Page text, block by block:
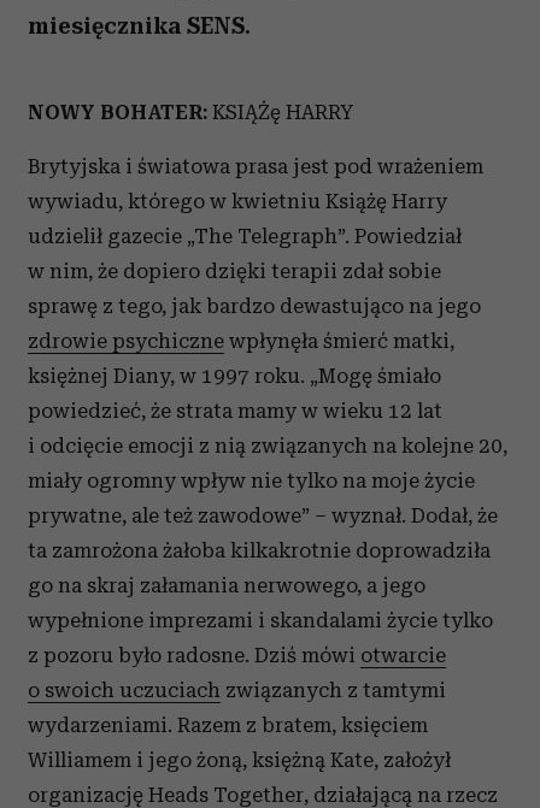
miesięcznika SENS.
NOWY BOHATER: KSIĄŻę HARRY
Brytyjska i światowa prasa jest pod wrażeniem
wywiadu, którego w kwietniu Książę Harry
udzielił gazecie „The Telegraph”. Powiedział
w nim, że dopiero dzięki terapii zdał sobie
sprawę z tego, jak bardzo dewastująco na jego
zdrowie psychiczne wpłynęła śmierć matki,
księżnej Diany, w 1997 roku. „Mogę śmiało
powiedzieć, że strata mamy w wieku 12 lat
i odcięcie emocji z nią związanych na kolejne 20,
miały ogromny wpływ nie tylko na moje życie
prywatne, ale też zawodowe” – wyznał. Dodał, że
ta zamrożona żałoba kilkakrotnie doprowadziła
go na skraj załamania nerwowego, a jego
wypełnione imprezami i skandalami życie tylko
z pozoru było radosne. Dziś mówi otwarcie
o swoich uczuciach związanych z tamtymi
wydarzeniami. Razem z bratem, księciem
Williamem i jego żoną, księżną Kate, założył
organizację Heads Together, działającą na rzecz